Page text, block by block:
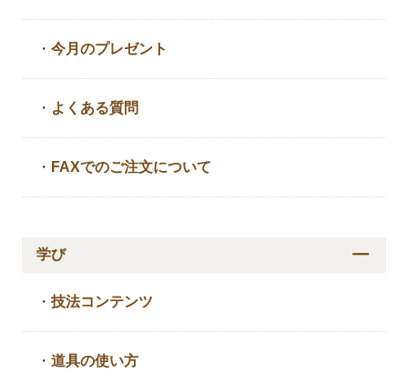
・今月のプレゼント
・ よくある質問
・ FAXでのご注文について
学び
・技法コンテンツ
・道具の使い方